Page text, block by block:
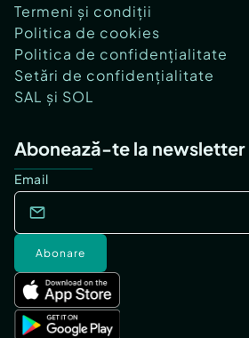
Termeni și condiții
Politica de cookies
Politica de confidențialitate
Setări de confidențialitate
SAL și SOL
Abonează-te la newsletter
Email
Abonare